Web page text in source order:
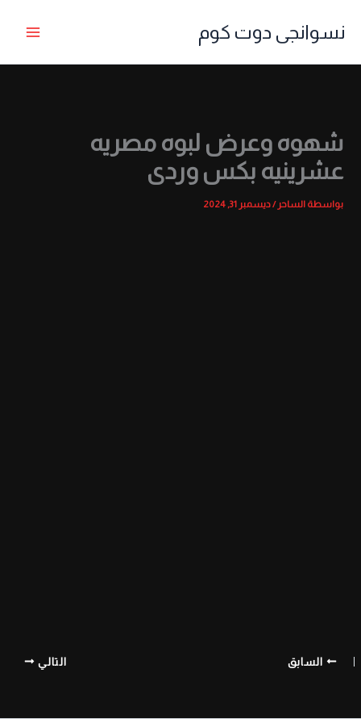
نسوانجى دوت كوم
شهوه وعرض لبوه مصريه
عشرينيه بكس وردى
بواسطة الساحر/ديسمبر 31, 2024
السابق التالي